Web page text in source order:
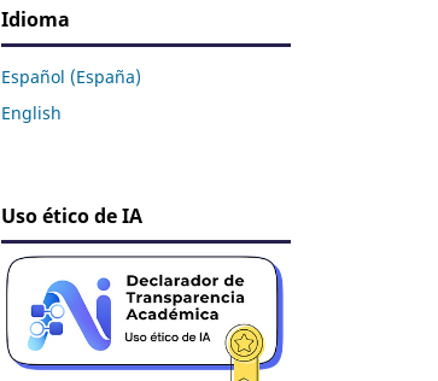
Idioma
Español (España)
English
Uso ético de IA